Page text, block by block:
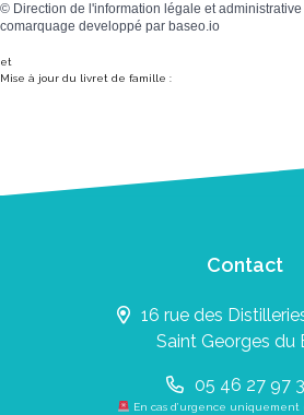
© Direction de l'information légale et administrative
comarquage developpé par baseo.io
et
Mise à jour du livret de famille :
Contact
16 rue des
Saint Georges du
05 46 27 97
En cas d’urgence